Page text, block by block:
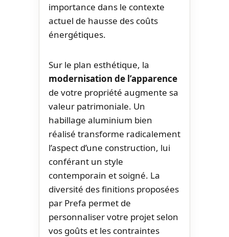
importance dans le contexte
actuel de hausse des coûts
énergétiques.
Sur le plan esthétique, la
modernisation de l’apparence
de votre propriété augmente sa
valeur patrimoniale. Un
habillage aluminium bien
réalisé transforme radicalement
l’aspect d’une construction, lui
conférant un style
contemporain et soigné. La
diversité des finitions proposées
par Prefa permet de
personnaliser votre projet selon
vos goûts et les contraintes